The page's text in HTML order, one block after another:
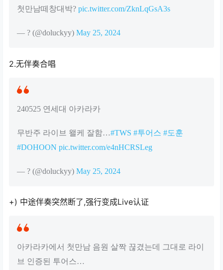
첫만남떼창대박? pic.twitter.com/ZknLqGsA3s
— ? (@doluckyy) May 25, 2024
2.无伴奏合唱
240525 연세대 아카라카
무반주 라이브 왤케 잘함…#TWS #투어스 #도훈
#DOHOON pic.twitter.com/e4nHCRSLeg
— ? (@doluckyy) May 25, 2024
+) 中途伴奏突然断了,强行变成Live认证
아카라카에서 첫만남 음원 살짝 끊겼는데 그대로 라이
브 인증된 투어스…